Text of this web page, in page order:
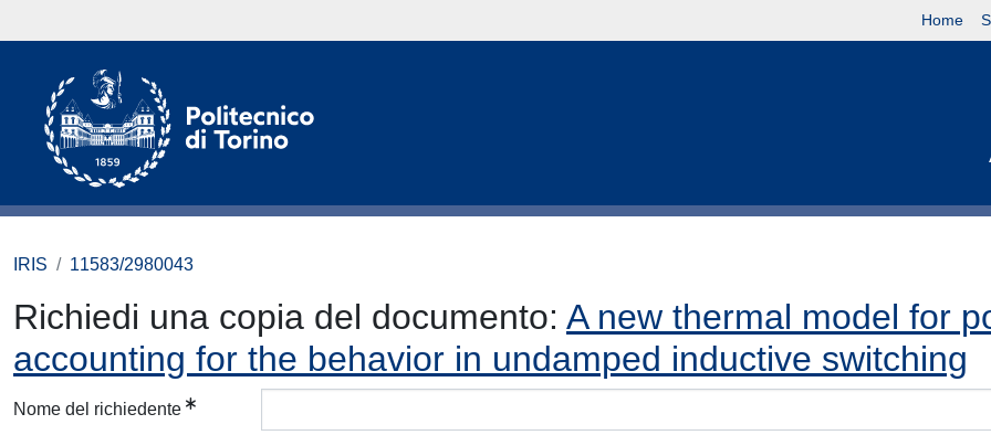
Home
IRIS 11583/2980043
Richiedi una copia del documento: A new thermal model for
accounting for the behavior in undamped inductive switching
Nome del richiedente